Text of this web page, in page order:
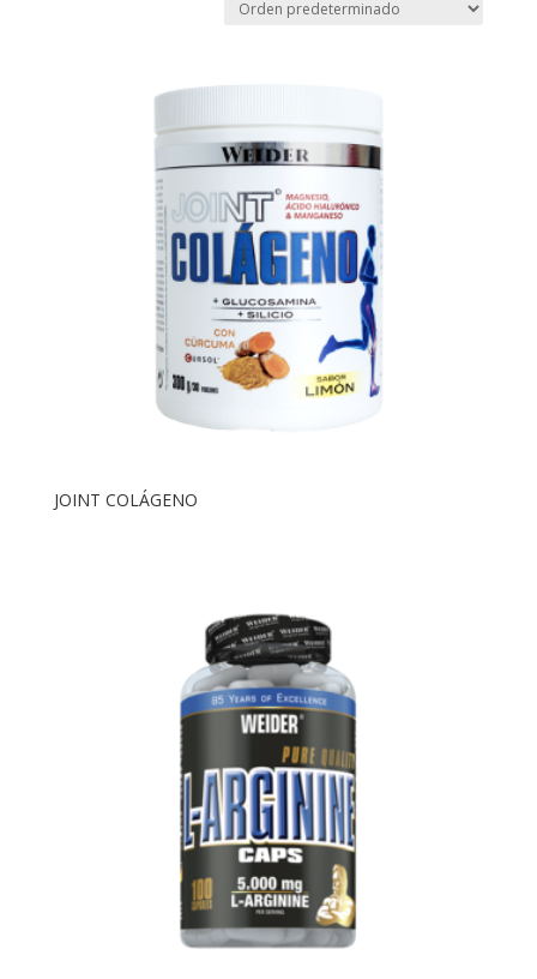
JOINT COLÁGENO